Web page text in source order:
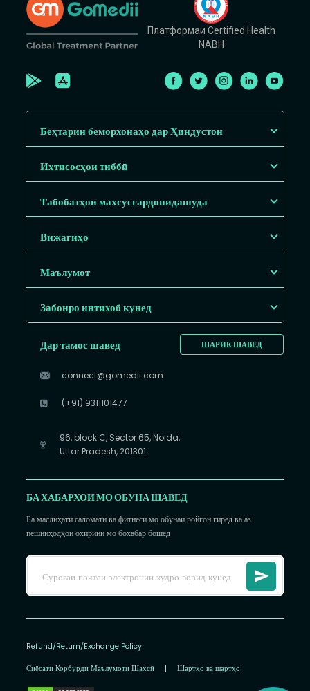
Платформаи Certified Health
NABH
Беҳтарин беморхонаҳо дар Ҳиндустон
Ихтисосҳои тиббӣ
Табобатҳои махсусгардонидашуда
Вижагиҳо
Маълумот
Забонро интихоб кунед
ШАРИК ШАВЕД
Дар тамос шавед
connect@gomedii.com
(+91) 9311101477
96, block C, Sector 65, Noida,
Uttar Pradesh, 201301
БА ХАБАРХОИ МО ОБУНА ШАВЕД
Ба маслиҳати саломатӣ ва фитнеси мо обунаи ройгон гиред ва аз
пешниҳодҳои охирини мо бохабар бошед
Refund/Return/Exchange Policy
Сиёсати Корбурди Маълумоти Шахсӣ | Шартҳо ва шартҳо